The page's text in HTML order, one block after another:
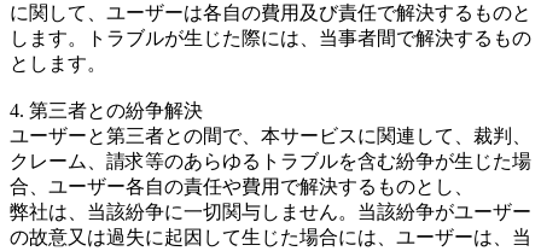
に関して、ユーザーは各自の費用及び責任で解決するものと
します。トラブルが生じた際には、当事者間で解決するもの
とします。
4. 第三者との紛争解決
ユーザーと第三者との間で、本サービスに関連して、裁判、
クレーム、請求等のあらゆるトラブルを含む紛争が生じた場
合、ユーザー各自の責任や費用で解決するものとし、
弊社は、当該紛争に一切関与しません。当該紛争がユーザー
の故意又は過失に起因して生じた場合には、ユーザーは、当